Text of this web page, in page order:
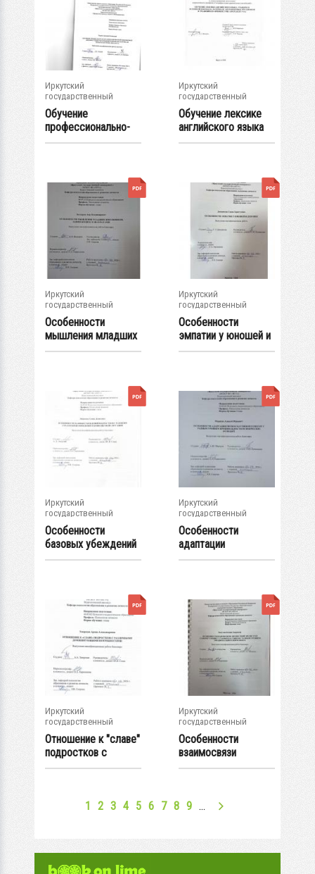
Иркутский
государственный
университет
Обучение
профессионально-
ориентированной...
Иркутский
государственный
университет
Обучение лексике
английского языка
учащихся...
Иркутский
государственный
университет
Особенности
мышления младших
школьников,...
Иркутский
государственный
университет
Особенности
эмпатии у юношей и
девушек : ВКР...
Иркутский
государственный
университет
Особенности
базовых убеждений
подростков с...
Иркутский
государственный
университет
Особенности
адаптации
первоклассников к
Иркутский
государственный
университет
Отношение к "славе"
подростков с
различными...
Иркутский
государственный
университет
Особенности
взаимосвязи
личностной
1
2 3 4 5 6 7 8 9 …